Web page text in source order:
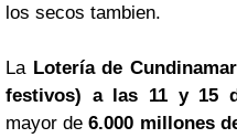
los secos tambien.
La Lotería de
festivos) a las 11 y 15
mayor de6.000 millones